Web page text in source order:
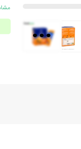
...
عطر: